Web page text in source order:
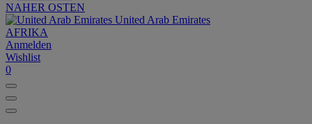
NAHER OSTEN
United Arab Emirates
AFRIKA
Anmelden
Wishlist
0